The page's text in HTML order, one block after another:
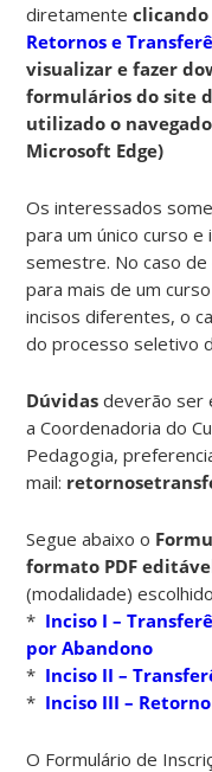
diretamente
Retornos e
visualizar e fazer
formulários do site
utilizado o
Microsoft Edge)
Os interessados
para um único curso
semestre. No caso
para mais de um
incisos diferentes, o
do processo seletivo
Dúvidas deverão ser
a Coordenadoria do
Pedagogia,
mail:
Segue abaixo o
formato PDF
(modalidade)
* Inciso I –
por Abandono
* Inciso II –
* Inciso III –
O Formulário de